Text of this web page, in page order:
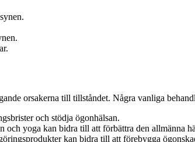
orsakerna till tillståndet. Några vanliga
och stödja ögonhälsan.
och yoga kan bidra till att förbättra den allmänna
kan bidra till att förebygga